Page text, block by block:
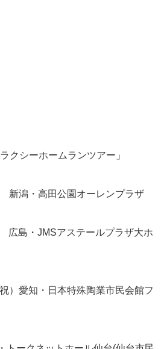
クシーホームランツアー」
新潟・高田公園オーレンプラザ
島・JMSアステールプラザ大ホ
知・日本特殊陶業市民会館フ